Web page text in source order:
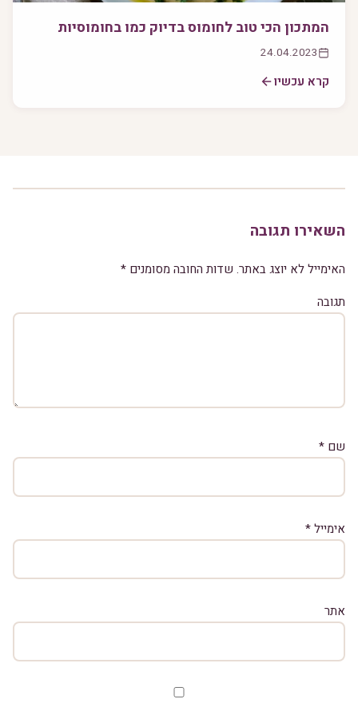
המתכון הכי טוב לחומוס בדיוק כמו בחומוסיות
24.04.2023
קרא עכשיו
השאירו תגובה
האימייל לא יוצג באתר. שדות החובה מסומנים *
תגובה
שם *
אימייל*
אתר